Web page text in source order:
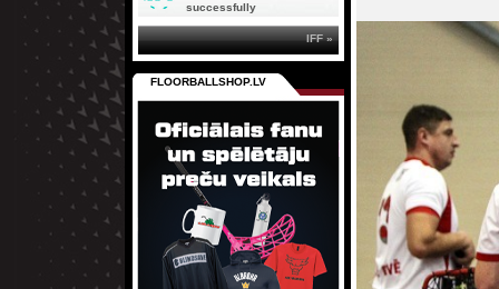
successfully
IFF »
FLOORBALLSHOP.LV